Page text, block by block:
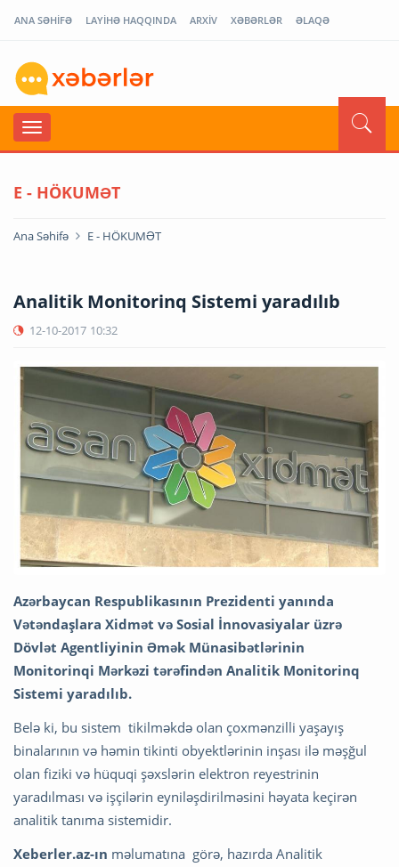
ANA SƏHİFƏ LAYİHƏ HAQQINDA ARXİV XƏBƏRLƏR ƏLAQƏ
E - HÖKUMƏT
Ana Səhifə E - HÖKUMƏT
Analitik Monitorinq Sistemi yaradılıb
12-10-2017 10:32
Azərbaycan Respublikasının Prezidenti yanında
Vətəndaşlara Xidmət və Sosial İnnovasiyalar üzrə
Dövlət Agentliyinin Əmək Münasibətlərinin
Monitorinqi Mərkəzi tərəfindən Analitik Monitorinq
Sistemi yaradılıb.
Belə ki, bu sistem tikilməkdə olan çoxmənzilli yaşayış
binalarının və həmin tikinti obyektlərinin inşası ilə məşğul
olan fiziki və hüquqi şəxslərin elektron reyestrinin
yaradılması və işçilərin eyniləşdirilməsini həyata keçirən
analitik tanıma sistemidir.
Xeberler.az-ın məlumatına görə, hazırda Analitik